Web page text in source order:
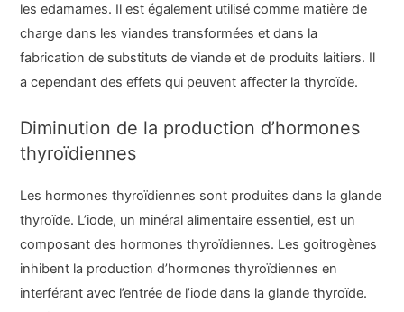
les edamames. Il est également utilisé comme matière de
charge dans les viandes transformées et dans la
fabrication de substituts de viande et de produits laitiers. Il
a cependant des effets qui peuvent affecter la thyroïde.
Diminution de la production d’hormones
thyroïdiennes
Les hormones thyroïdiennes sont produites dans la glande
thyroïde. L’iode, un minéral alimentaire essentiel, est un
composant des hormones thyroïdiennes. Les goitrogènes
inhibent la production d’hormones thyroïdiennes en
interférant avec l’entrée de l’iode dans la glande thyroïde.